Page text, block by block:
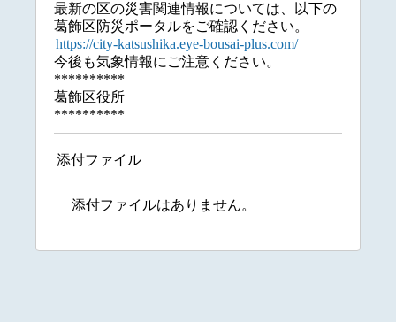
最新の区の災害関連情報については、以下の
葛飾区防災ポータルをご確認ください。
https://city-katsushika.eye-bousai-plus.com/
今後も気象情報にご注意ください。
**********
葛飾区役所
**********
添付ファイル
添付ファイルはありません。